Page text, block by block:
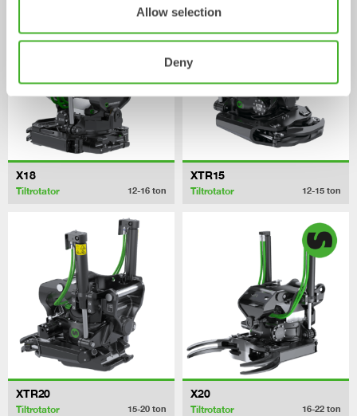
Allow selection
Deny
X18
Tiltrotator 12-16 ton
XTR15
Tiltrotator 12-15 ton
XTR20
Tiltrotator 15-20 ton
X20
Tiltrotator 16-22 ton